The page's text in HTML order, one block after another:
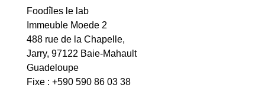
Foodîles le lab
Immeuble Moede 2
488 rue de la Chapelle,
Jarry, 97122 Baie-Mahault
Guadeloupe
Fixe : +590 590 86 03 38